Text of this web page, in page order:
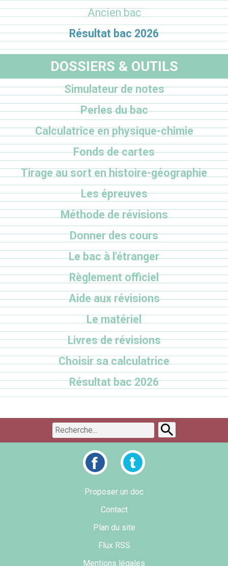
Ancien bac
Résultat bac 2026
DOSSIERS & OUTILS
Simulateur de notes
Perles du bac
Calculatrice en physique-chimie
Fonds de cartes
Tirage au sort en histoire-géographie
Les épreuves
Méthode de révisions
Donner des cours
Le bac à l'étranger
Règlement officiel
Aide aux révisions
Le matériel
Livres de révisions
Choisir sa calculatrice
Résultat bac 2026
Proposer un doc
Contact
Plan du site
Flux RSS
Mentions légales